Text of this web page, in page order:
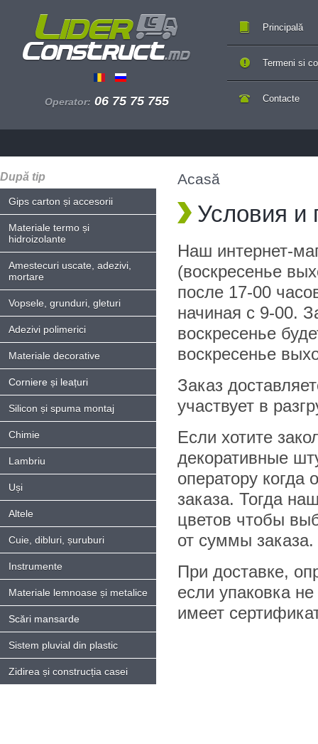
Operator: 06 75 75 755
Principală
Contacte
Termeni si
După tip
Gips carton și accesorii
Materiale termo și
hidroizolante
Amestecuri uscate, adezivi,
mortare
Vopsele, grunduri, gleturi
Adezivi polimerici
Materiale decorative
Corniere și leațuri
Silicon și spuma montaj
Chimie
Lambriu
Uși
Altele
Cuie, dibluri, șuruburi
Instrumente
Materiale lemnoase și metalice
Scări mansarde
Sistem pluvial din plastic
Zidirea și construcția casei
Acasă
Условия и
Наш интернет-
(воскресенье
после 17-00
начиная с 9-00.
воскресенье
воскресенье
Заказ
участвует в
Если хотите
декоративные
оператору когда
заказа. Тогда
цветов чтобы
от суммы заказа.
При доставке,
если упаковка
имеет